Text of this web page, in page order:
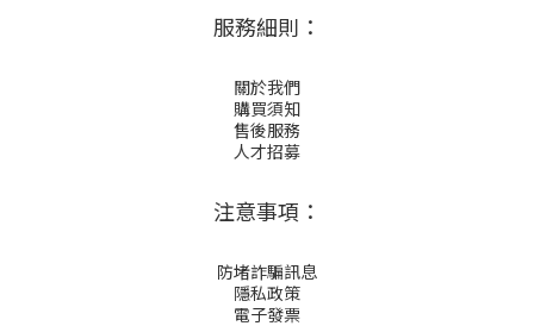
服務細則：
關於我們
購買須知
售後服務
人才招募
注意事項：
防堵詐騙訊息
隱私政策
電子發票